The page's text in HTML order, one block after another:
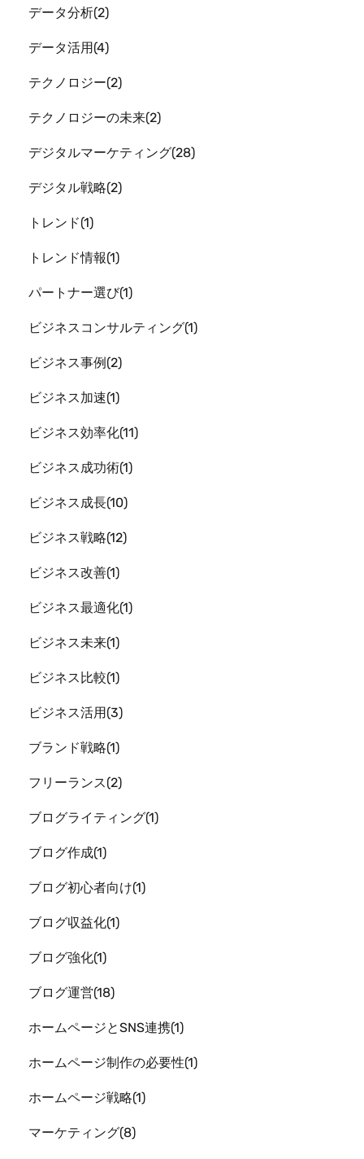
データ分析 2
データ活用 4
テクノロジー 2
テクノロジーの未来 2
デジタルマーケティング 28
デジタル戦略 2
トレンド 1
トレンド情報 1
パートナー選び 1
ビジネスコンサルティング 1
ビジネス事例 2
ビジネス加速 1
ビジネス効率化 11
ビジネス成功術 1
ビジネス成長 10
ビジネス戦略 12
ビジネス改善 1
ビジネス最適化 1
ビジネス未来 1
ビジネス比較 1
ビジネス活用 3
ブランド戦略 1
フリーランス 2
ブログライティング 1
ブログ作成 1
ブログ初心者向け 1
ブログ収益化 1
ブログ強化 1
ブログ運営 18
ホームページとSNS連携 1
ホームページ制作の必要性 1
ホームページ戦略 1
マーケティング 8